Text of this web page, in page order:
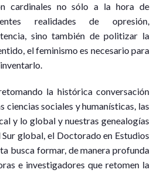
cardinales no sólo a la hora de
realidades de opresión,
sino también de politizar la
el feminismo es necesario para
la histórica conversación
ciencias sociales y humanísticas, las
y lo global y nuestras genealogías
global, el Doctorado en Estudios
busca formar, de manera profunda
e investigadores que retomen la